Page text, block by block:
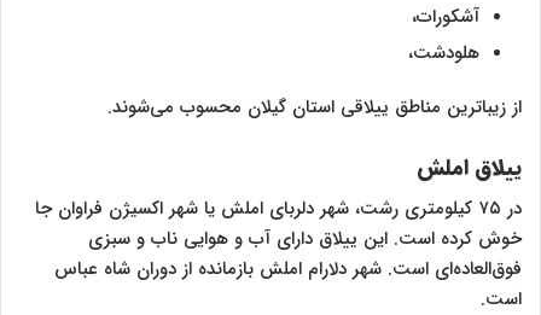
آشکورات،
هلودشت،
از زیباترین مناطق ییلاقی استان گیلان محسوب می‌شوند.
ییلاق املش
در ۷۵ کیلومتری رشت، شهر دلربای املش یا شهر اکسیژن فراوان جا
خوش کرده است. این ییلاق دارای آب و هوایی ناب و سبزی
فوق‌العاده‌ای است. شهر دلارام املش بازمانده از دوران شاه عباس
است.